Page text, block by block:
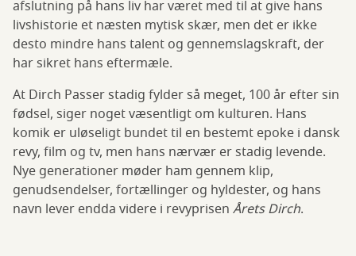
afslutning på hans liv har været med til at give hans
livshistorie et næsten mytisk skær, men det er ikke
desto mindre hans talent og gennemslagskraft, der
har sikret hans eftermæle.
At Dirch Passer stadig fylder så meget, 100 år efter sin
fødsel, siger noget væsentligt om kulturen. Hans
komik er uløseligt bundet til en bestemt epoke i dansk
revy, film og tv, men hans nærvær er stadig levende.
Nye generationer møder ham gennem klip,
genudsendelser, fortællinger og hyldester, og hans
navn lever endda videre i revyprisen Årets Dirch.